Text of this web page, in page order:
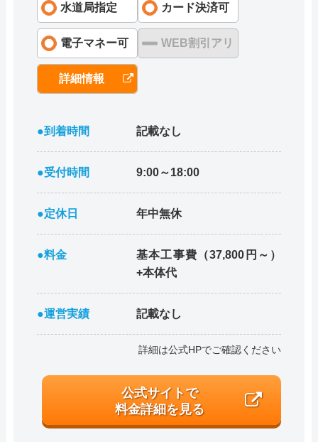
水道局指定 カード決済可
電子マネー可 WEB割引アリ
詳細情報
●到着時間 記載なし
●受付時間 9:00～18:00
●定休日 年中無休
●料金
基本工事費（37,800円～）
+本体代
●運営実績 記載なし
詳細は公式HPでご確認ください
公式サイトで
料金詳細を見る